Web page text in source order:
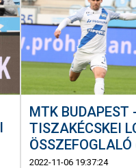
MTK BUDAPEST -
TISZAKÉCSKEI
2022-11-06 19:37:24